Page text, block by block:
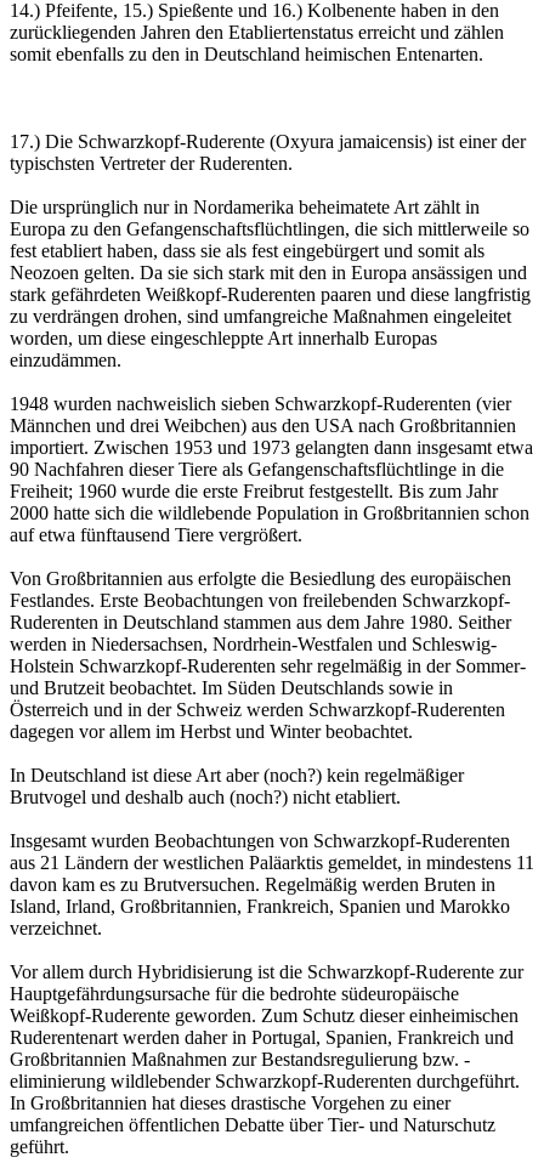
14.) Pfeifente, 15.) Spießente und 16.) Kolbenente haben in den
zurückliegenden Jahren den Etabliertenstatus erreicht und zählen
somit ebenfalls zu den in Deutschland heimischen Entenarten.
17.) Die Schwarzkopf-Ruderente (Oxyura jamaicensis) ist einer der
typischsten Vertreter der Ruderenten.
Die ursprünglich nur in Nordamerika beheimatete Art zählt in
Europa zu den Gefangenschaftsflüchtlingen, die sich mittlerweile so
fest etabliert haben, dass sie als fest eingebürgert und somit als
Neozoen gelten. Da sie sich stark mit den in Europa ansässigen und
stark gefährdeten Weißkopf-Ruderenten paaren und diese langfristig
zu verdrängen drohen, sind umfangreiche Maßnahmen eingeleitet
worden, um diese eingeschleppte Art innerhalb Europas
einzudämmen.
1948 wurden nachweislich sieben Schwarzkopf-Ruderenten (vier
Männchen und drei Weibchen) aus den USA nach Großbritannien
importiert. Zwischen 1953 und 1973 gelangten dann insgesamt etwa
90 Nachfahren dieser Tiere als Gefangenschaftsflüchtlinge in die
Freiheit; 1960 wurde die erste Freibrut festgestellt. Bis zum Jahr
2000 hatte sich die wildlebende Population in Großbritannien schon
auf etwa fünftausend Tiere vergrößert.
Von Großbritannien aus erfolgte die Besiedlung des europäischen
Festlandes. Erste Beobachtungen von freilebenden Schwarzkopf-
Ruderenten in Deutschland stammen aus dem Jahre 1980. Seither
werden in Niedersachsen, Nordrhein-Westfalen und Schleswig-
Holstein Schwarzkopf-Ruderenten sehr regelmäßig in der Sommer-
und Brutzeit beobachtet. Im Süden Deutschlands sowie in
Österreich und in der Schweiz werden Schwarzkopf-Ruderenten
dagegen vor allem im Herbst und Winter beobachtet.
In Deutschland ist diese Art aber (noch?) kein regelmäßiger
Brutvogel und deshalb auch (noch?) nicht etabliert.
Insgesamt wurden Beobachtungen von Schwarzkopf-Ruderenten
aus 21 Ländern der westlichen Paläarktis gemeldet, in mindestens 11
davon kam es zu Brutversuchen. Regelmäßig werden Bruten in
Island, Irland, Großbritannien, Frankreich, Spanien und Marokko
verzeichnet.
Vor allem durch Hybridisierung ist die Schwarzkopf-Ruderente zur
Hauptgefährdungsursache für die bedrohte südeuropäische
Weißkopf-Ruderente geworden. Zum Schutz dieser einheimischen
Ruderentenart werden daher in Portugal, Spanien, Frankreich und
Großbritannien Maßnahmen zur Bestandsregulierung bzw. -
eliminierung wildlebender Schwarzkopf-Ruderenten durchgeführt.
In Großbritannien hat dieses drastische Vorgehen zu einer
umfangreichen öffentlichen Debatte über Tier- und Naturschutz
geführt.